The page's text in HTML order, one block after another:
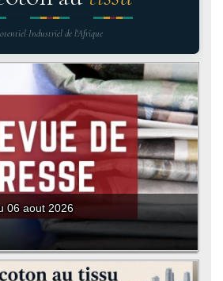
Industriel de l'Afrique
06 aout 2026